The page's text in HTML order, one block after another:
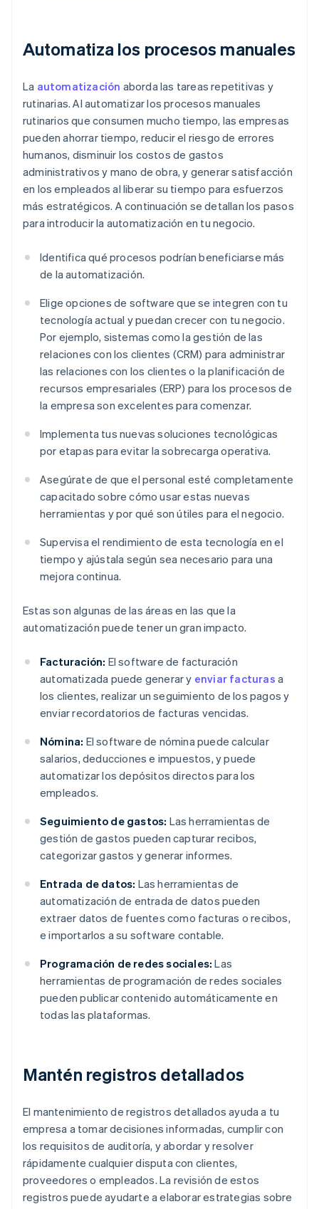
Automatiza los procesos manuales
La automatización aborda las tareas repetitivas y
rutinarias. Al automatizar los procesos manuales
rutinarios que consumen mucho tiempo, las empresas
pueden ahorrar tiempo, reducir el riesgo de errores
humanos, disminuir los costos de gastos
administrativos y mano de obra, y generar satisfacción
en los empleados al liberar su tiempo para esfuerzos
más estratégicos. A continuación se detallan los pasos
para introducir la automatización en tu negocio.
Identifica qué procesos podrían beneficiarse más
de la automatización.
Elige opciones de software que se integren con tu
tecnología actual y puedan crecer con tu negocio.
Por ejemplo, sistemas como la gestión de las
relaciones con los clientes (CRM) para administrar
las relaciones con los clientes o la planificación de
recursos empresariales (ERP) para los procesos de
la empresa son excelentes para comenzar.
Implementa tus nuevas soluciones tecnológicas
por etapas para evitar la sobrecarga operativa.
Asegúrate de que el personal esté completamente
capacitado sobre cómo usar estas nuevas
herramientas y por qué son útiles para el negocio.
Supervisa el rendimiento de esta tecnología en el
tiempo y ajústala según sea necesario para una
mejora continua.
Estas son algunas de las áreas en las que la
automatización puede tener un gran impacto.
Facturación: El software de facturación
automatizada puede generar y enviar facturas a
los clientes, realizar un seguimiento de los pagos y
enviar recordatorios de facturas vencidas.
Nómina: El software de nómina puede calcular
salarios, deducciones e impuestos, y puede
automatizar los depósitos directos para los
empleados.
Seguimiento de gastos: Las herramientas de
gestión de gastos pueden capturar recibos,
categorizar gastos y generar informes.
Entrada de datos: Las herramientas de
automatización de entrada de datos pueden
extraer datos de fuentes como facturas o recibos,
e importarlos a su software contable.
Programación de redes sociales: Las
herramientas de programación de redes sociales
pueden publicar contenido automáticamente en
todas las plataformas.
Mantén registros detallados
El mantenimiento de registros detallados ayuda a tu
empresa a tomar decisiones informadas, cumplir con
los requisitos de auditoría, y abordar y resolver
rápidamente cualquier disputa con clientes,
proveedores o empleados. La revisión de estos
registros puede ayudarte a elaborar estrategias sobre